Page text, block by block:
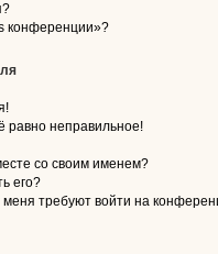
конференции»?
равно неправильное!
со своим именем?
его?
требуют войти на